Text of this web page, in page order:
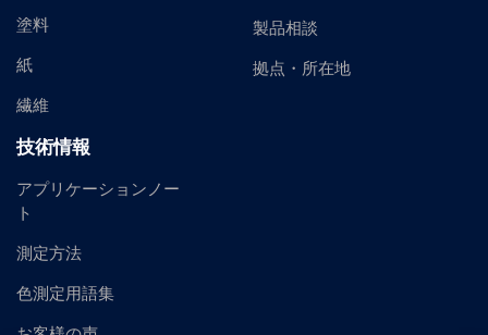
塗料
紙
繊維
技術情報
アプリケーションノー
ト
測定方法
色測定用語集
製品相談
拠点・所在地